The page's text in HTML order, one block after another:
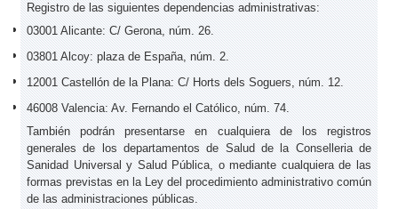
Registro de las siguientes dependencias administrativas:
03001 Alicante: C/ Gerona, núm. 26.
03801 Alcoy: plaza de España, núm. 2.
12001 Castellón de la Plana: C/ Horts dels Soguers, núm. 12.
46008 Valencia: Av. Fernando el Católico, núm. 74.
También podrán presentarse en cualquiera de los registros
generales de los departamentos de Salud de la Conselleria de
Sanidad Universal y Salud Pública, o mediante cualquiera de las
formas previstas en la Ley del procedimiento administrativo común
de las administraciones públicas.